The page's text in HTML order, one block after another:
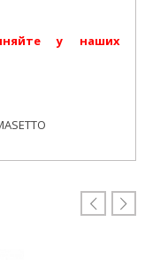
у наших
 